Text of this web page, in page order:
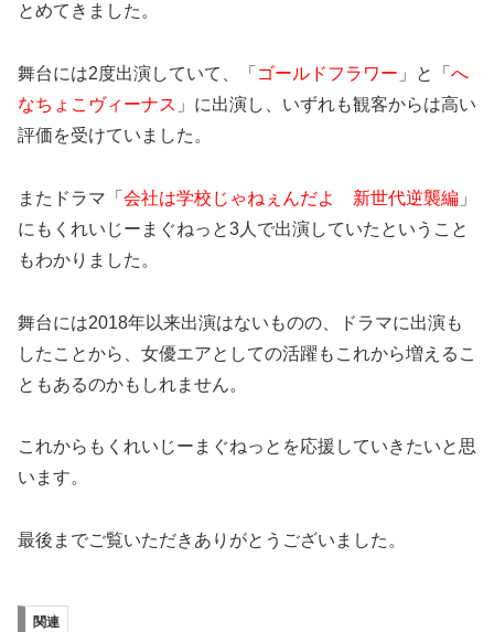
とめてきました。
舞台には2度出演していて、「 ゴールドフラワー 」と「 へ
なちょこヴィーナス 」に出演し、いずれも観客からは高い
評価を受けていました。
またドラマ「 会社は学校じゃねぇんだよ 新世代逆襲編 」
にもくれいじーまぐねっと3人で出演していたということ
もわかりました。
舞台には2018年以来出演はないものの、ドラマに出演も
したことから、女優エアとしての活躍もこれから増えるこ
ともあるのかもしれません。
これからもくれいじーまぐねっとを応援していきたいと思
います。
最後までご覧いただきありがとうございました。
関連